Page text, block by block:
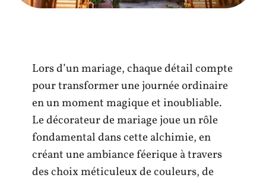
Lors d’un mariage, chaque détail compte
pour transformer une journée ordinaire
en un moment magique et inoubliable.
Le décorateur de mariage joue un rôle
fondamental dans cette alchimie, en
créant une ambiance féerique à travers
des choix méticuleux de couleurs, de